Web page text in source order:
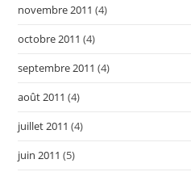
novembre 2011 (4)
octobre 2011 (4)
septembre 2011 (4)
août 2011 (4)
juillet 2011 (4)
juin 2011 (5)